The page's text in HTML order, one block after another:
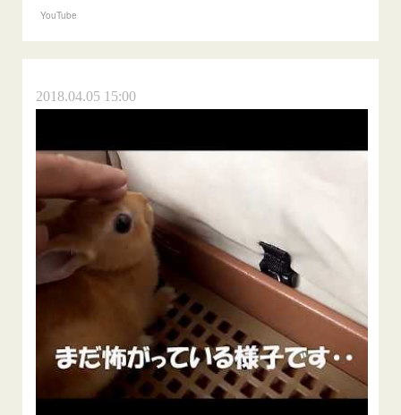
YouTube
2018.04.05 15:00